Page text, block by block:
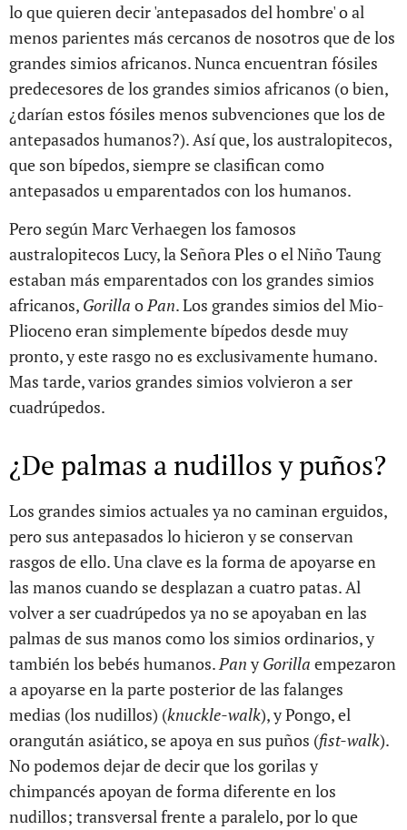
lo que quieren decir 'antepasados del hombre' o al
menos parientes más cercanos de nosotros que de los
grandes simios africanos. Nunca encuentran fósiles
predecesores de los grandes simios africanos (o bien,
¿darían estos fósiles menos subvenciones que los de
antepasados humanos?). Así que, los australopitecos,
que son bípedos, siempre se clasifican como
antepasados u emparentados con los humanos.
Pero según Marc Verhaegen los famosos
australopitecos Lucy, la Señora Ples o el Niño Taung
estaban más emparentados con los grandes simios
africanos, Gorilla oPan. Los grandes simios del Mio-
Plioceno eran simplemente bípedos desde muy
pronto, y este rasgo no es exclusivamente humano.
Mas tarde, varios grandes simios volvieron a ser
cuadrúpedos.
¿De palmas a nudillos y puños?
Los grandes simios actuales ya no caminan erguidos,
pero sus antepasados lo hicieron y se conservan
rasgos de ello. Una clave es la forma de apoyarse en
las manos cuando se desplazan a cuatro patas. Al
volver a ser cuadrúpedos ya no se apoyaban en las
palmas de sus manos como los simios ordinarios, y
también los bebés humanos.Pan yGorilla empezaron
a apoyarse en la parte posterior de las falanges
medias (los nudillos) (knuckle-walk), y Pongo, el
orangután asiático, se apoya en sus puños (fist-walk).
No podemos dejar de decir que los gorilas y
chimpancés apoyan de forma diferente en los
nudillos; transversal frente a paralelo, por lo que